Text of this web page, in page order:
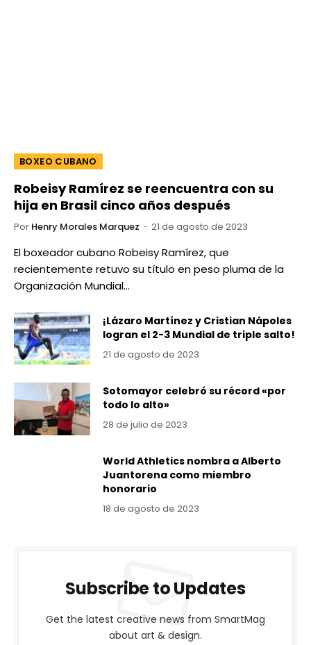
BOXEO CUBANO
Robeisy Ramírez se reencuentra con su
hija en Brasil cinco años después
Por Henry Morales Marquez 21 de agosto de 2023
El boxeador cubano Robeisy Ramírez, que
recientemente retuvo su título en peso pluma de la
Organización Mundial…
¡Lázaro Martínez y Cristian Nápoles
logran el 2-3 Mundial de triple salto!
21 de agosto de 2023
Sotomayor celebró su récord «por
todo lo alto»
28 de julio de 2023
World Athletics nombra a Alberto
Juantorena como miembro
honorario
18 de agosto de 2023
Subscribe to Updates
Get the latest creative news from SmartMag
about art & design.